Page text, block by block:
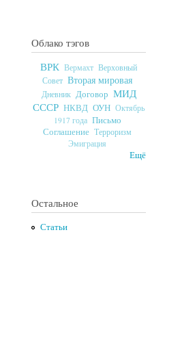
Облако тэгов
ВРК Вермахт Верховный
Совет Вторая мировая
Дневник Договор МИД
СССР НКВД ОУН Октябрь
1917 года Письмо
Соглашение Терроризм
Эмиграция
Ещё
Остальное
Статьи